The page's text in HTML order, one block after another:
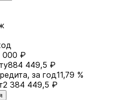
000 ₽
884 449,5 ₽
за год11,79 %
2 384 449,5 ₽